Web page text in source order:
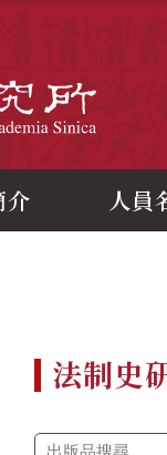
介 人員
法制史